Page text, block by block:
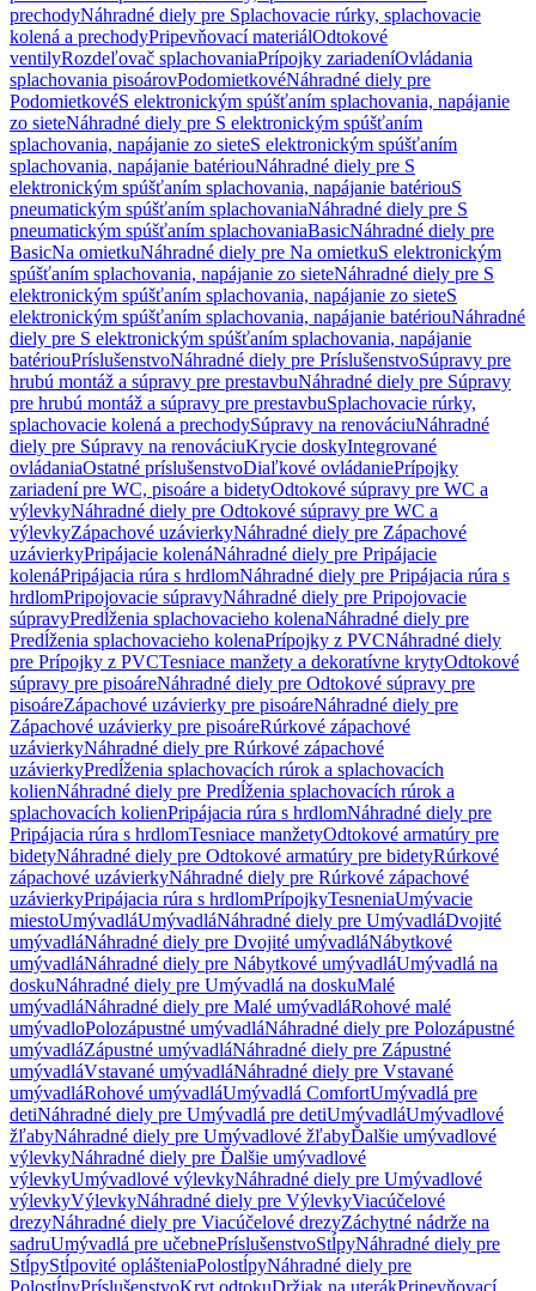
prechodyNáhradné diely pre Splachovacie rúrky, splachovacie
kolená a prechodyPripevňovací materiálOdtokové
ventilyRozdeľovač splachovaniaPrípojky zariadeníOvládania
splachovania pisoárovPodomietkovéNáhradné diely pre
PodomietkovéS elektronickým spúšťaním splachovania, napájanie
zo sieteNáhradné diely pre S elektronickým spúšťaním
splachovania, napájanie zo sieteS elektronickým spúšťaním
splachovania, napájanie batériouNáhradné diely pre S
elektronickým spúšťaním splachovania, napájanie batériouS
pneumatickým spúšťaním splachovaniaNáhradné diely pre S
pneumatickým spúšťaním splachovaniaBasicNáhradné diely pre
BasicNa omietkuNáhradné diely pre Na omietkuS elektronickým
spúšťaním splachovania, napájanie zo sieteNáhradné diely pre S
elektronickým spúšťaním splachovania, napájanie zo sieteS
elektronickým spúšťaním splachovania, napájanie batériouNáhradné
diely pre S elektronickým spúšťaním splachovania, napájanie
batériouPríslušenstvoNáhradné diely pre PríslušenstvoSúpravy pre
hrubú montáž a súpravy pre prestavbuNáhradné diely pre Súpravy
pre hrubú montáž a súpravy pre prestavbuSplachovacie rúrky,
splachovacie kolená a prechodySúpravy na renováciuNáhradné
diely pre Súpravy na renováciuKrycie doskyIntegrované
ovládaniaOstatné príslušenstvoDiaľkové ovládaniePrípojky
zariadení pre WC, pisoáre a bidetyOdtokové súpravy pre WC a
výlevkyNáhradné diely pre Odtokové súpravy pre WC a
výlevkyZápachové uzávierkyNáhradné diely pre Zápachové
uzávierkyPripájacie kolenáNáhradné diely pre Pripájacie
kolenáPripájacia rúra s hrdlomNáhradné diely pre Pripájacia rúra s
hrdlomPripojovacie súpravyNáhradné diely pre Pripojovacie
súpravyPredĺženia splachovacieho kolenaNáhradné diely pre
Predĺženia splachovacieho kolenaPrípojky z PVCNáhradné diely
pre Prípojky z PVCTesniace manžety a dekoratívne krytyOdtokové
súpravy pre pisoáreNáhradné diely pre Odtokové súpravy pre
pisoáreZápachové uzávierky pre pisoáreNáhradné diely pre
Zápachové uzávierky pre pisoáreRúrkové zápachové
uzávierkyNáhradné diely pre Rúrkové zápachové
uzávierkyPredĺženia splachovacích rúrok a splachovacích
kolienNáhradné diely pre Predĺženia splachovacích rúrok a
splachovacích kolienPripájacia rúra s hrdlomNáhradné diely pre
Pripájacia rúra s hrdlomTesniace manžetyOdtokové armatúry pre
bidetyNáhradné diely pre Odtokové armatúry pre bidetyRúrkové
zápachové uzávierkyNáhradné diely pre Rúrkové zápachové
uzávierkyPripájacia rúra s hrdlomPrípojkyTesneniaUmývacie
miestoUmývadláUmývadláNáhradné diely pre UmývadláDvojité
umývadláNáhradné diely pre Dvojité umývadláNábytkové
umývadláNáhradné diely pre Nábytkové umývadláUmývadlá na
doskuNáhradné diely pre Umývadlá na doskuMalé
umývadláNáhradné diely pre Malé umývadláRohové malé
umývadloPolozápustné umývadláNáhradné diely pre Polozápustné
umývadláZápustné umývadláNáhradné diely pre Zápustné
umývadláVstavané umývadláNáhradné diely pre Vstavané
umývadláRohové umývadláUmývadlá ComfortUmývadlá pre
detiNáhradné diely pre Umývadlá pre detiUmývadláUmývadlové
žľabyNáhradné diely pre Umývadlové žľabyĎalšie umývadlové
výlevkyNáhradné diely pre Ďalšie umývadlové
výlevkyUmývadlové výlevkyNáhradné diely pre Umývadlové
výlevkyVýlevkyNáhradné diely pre VýlevkyViacúčelové
drezyNáhradné diely pre Viacúčelové drezyZáchytné nádrže na
sadruUmývadlá pre učebnePríslušenstvoStĺpyNáhradné diely pre
StĺpyStĺpovité oplášteniaPolostĺpyNáhradné diely pre
PolostĺpyPríslušenstvoKryt odtokuDržiak na uterákPripevňovací